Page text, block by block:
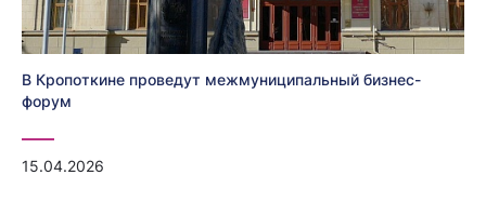
В Кропоткине проведут межмуниципальный бизнес-
форум
15.04.2026